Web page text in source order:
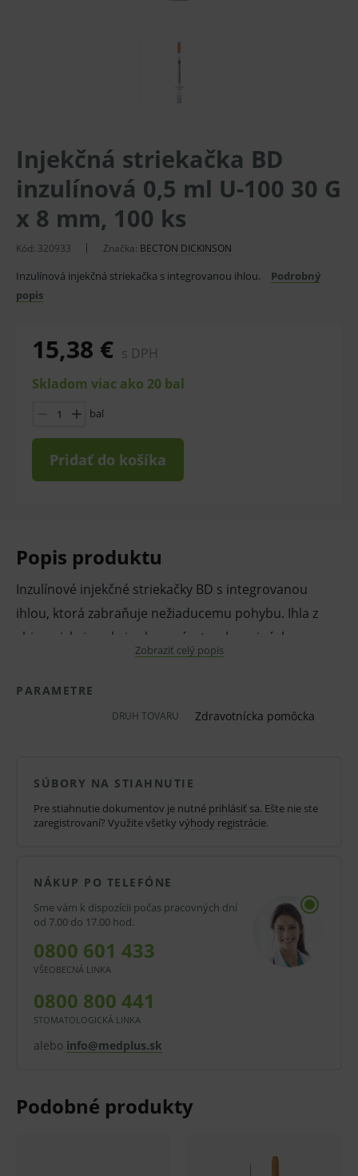
Injekčná striekačka BD
inzulínová 0,5 ml U-100 30 G
x 8 mm, 100 ks
Kód: 320933 Značka: BECTON DICKINSON
Inzulínová injekčná striekačka s integrovanou ihlou.
Podrobný
popis
15,38 € s DPH
Skladom viac ako 20 bal
bal
Pridať do košíka
Popis produktu
Inzulínové injekčné striekačky BD s integrovanou
ihlou, ktorá zabraňuje nežiaducemu pohybu. Ihla z
chirurgickej ocele je skosená v troch rovinách a
špeciálne lubrikovaná pre dokonalý komfort a
zníženie sily vpichu. Ochranné kryty na oboch
koncoch zabezpečujú sterilitu aj po otvorení
Používajú sa na aplikáciu inzulínu pri liečbe diabetu.
Na jednorazové použitie. Sterilné.
Vlastnosti a výhody:
S lubrikovanou skosenou ihlou.
S ochrannými krytmi.
Objem 0,5 ml.
Inzulín U-100.
30G x 8 mm.
Na jedno použitie.
Sterilné.
V balení 100 ks ( 10 balení po 10 ks striekačiek)
Pred použitím zdravotníckej pomôcky a diagnostickej
Zobraziť celý popis
PARAMETRE
DRUH TOVARU Zdravotnícka pomôcka
SÚBORY NA STIAHNUTIE
Pre stiahnutie dokumentov je nutné prihlásiť sa. Ešte nie ste
zaregistrovaní? Využite všetky výhody registrácie.
NÁKUP PO TELEFÓNE
Sme vám k dispozícii počas pracovných dní
od 7.00 do 17.00 hod.
0800 601 433
VŠEOBECNÁ LINKA
0800 800 441
STOMATOLOGICKÁ LINKA
alebo info@medplus.sk